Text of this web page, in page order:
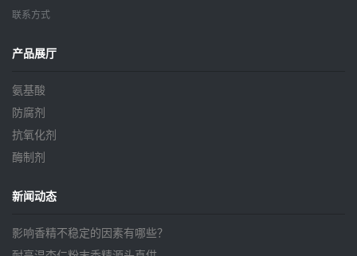
联系方式
产品展厅
氨基酸
防腐剂
抗氧化剂
酶制剂
新闻动态
影响香精不稳定的因素有哪些？